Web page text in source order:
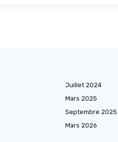
Juillet 2024
Mars 2025
Septembre 2025
Mars 2026